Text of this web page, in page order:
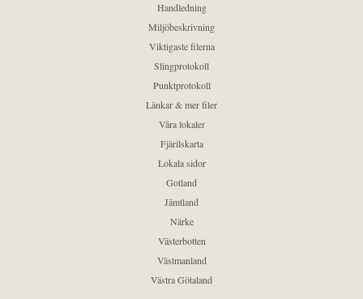
Handledning
Miljöbeskrivning
Viktigaste filerna
Slingprotokoll
Punktprotokoll
Länkar & mer filer
Våra lokaler
Fjärilskarta
Lokala sidor
Gotland
Jämtland
Närke
Västerbotten
Västmanland
Västra Götaland